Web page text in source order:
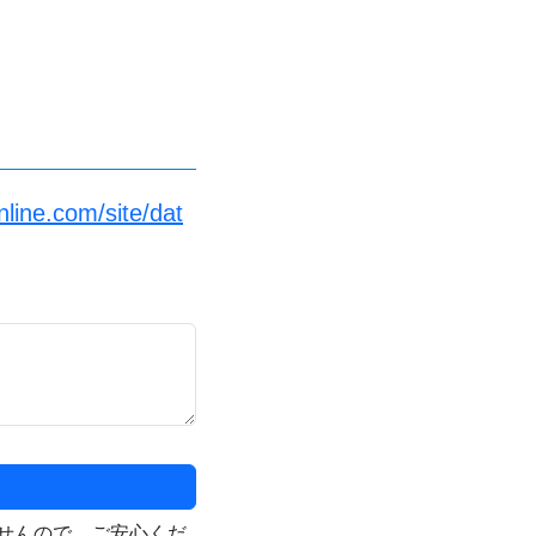
site/dat